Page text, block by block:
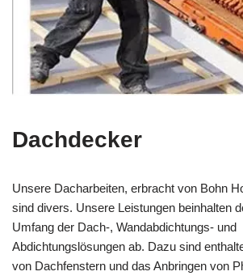
Dachdecker
Unsere Dacharbeiten, erbracht von Bohn
sind divers. Unsere Leistungen beinhalten
Umfang der Dach-, Wandabdichtungs- und
Abdichtungslösungen ab. Dazu sind
von Dachfenstern und das Anbringen von